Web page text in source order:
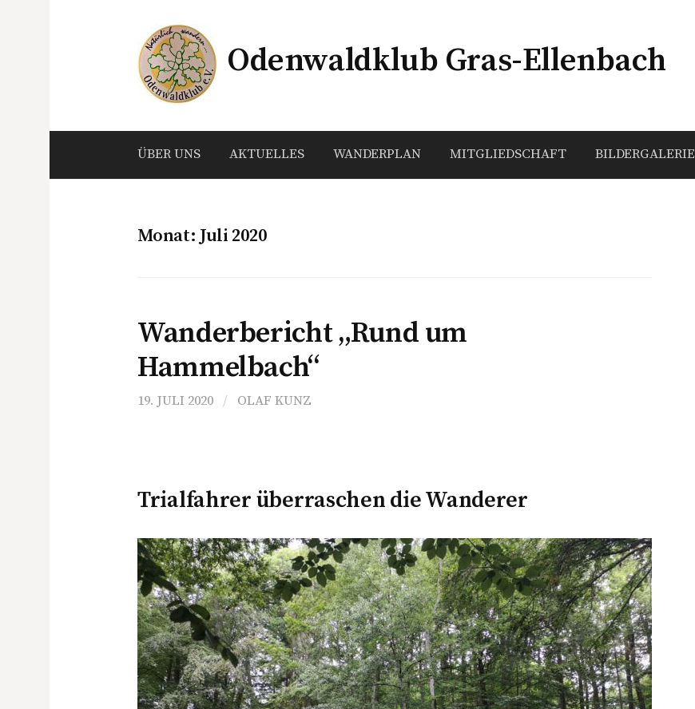
Odenwaldklub Gras-Ellenbach
ÜBER UNS AKTUELLES WANDERPLAN MITGLIEDSCHAFT BILDERGALERIE
Monat: Juli 2020
Wanderbericht „Rund um
Hammelbach“
19. JULI 2020 / OLAF KUNZ
Trialfahrer überraschen die Wanderer